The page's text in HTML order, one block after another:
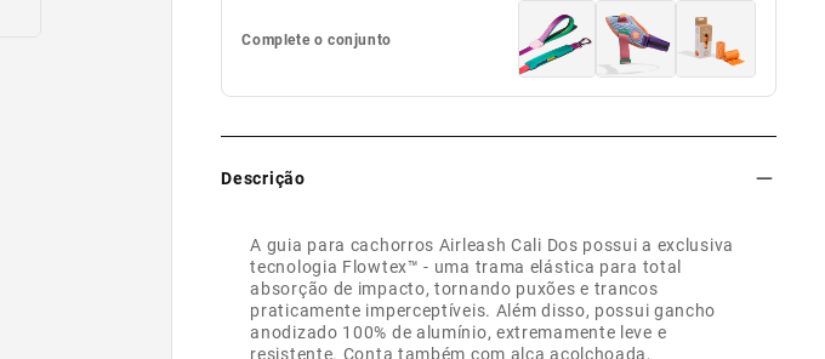
Complete o conjunto
Descrição
A guia para cachorros Airleash Cali Dos possui a exclusiva
tecnologia Flowtex™ - uma trama elástica para total
absorção de impacto, tornando puxões e trancos
praticamente imperceptíveis. Além disso, possui gancho
anodizado 100% de alumínio, extremamente leve e
resistente. Conta também com alça acolchoada,